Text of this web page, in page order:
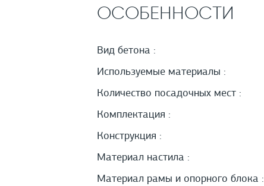
ОСОБЕННОСТИ
Вид бетона :
Используемые материалы :
Количество посадочных мест :
Комплектация :
Конструкция :
Материал настила :
Материал рамы и опорного блока :